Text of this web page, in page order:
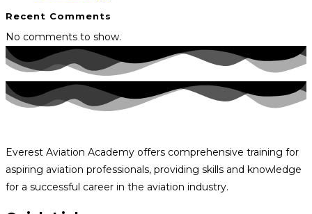
Recent Comments
No comments to show.
Everest Aviation Academy offers comprehensive training for
aspiring aviation professionals, providing skills and knowledge
for a successful career in the aviation industry.